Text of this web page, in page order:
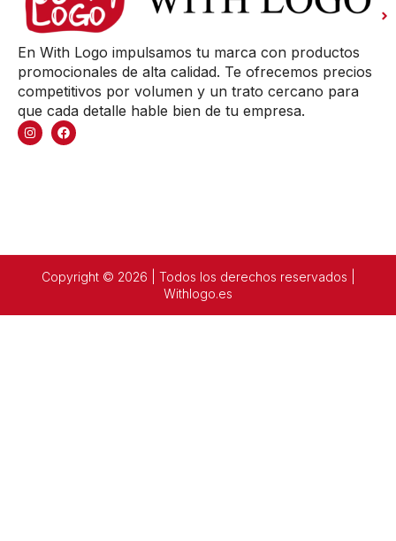
En With Logo impulsamos tu marca con productos
promocionales de alta calidad. Te ofrecemos precios
competitivos por volumen y un trato cercano para
que cada detalle hable bien de tu empresa.
Copyright © 2026 | Todos los derechos reservados |
Withlogo.es